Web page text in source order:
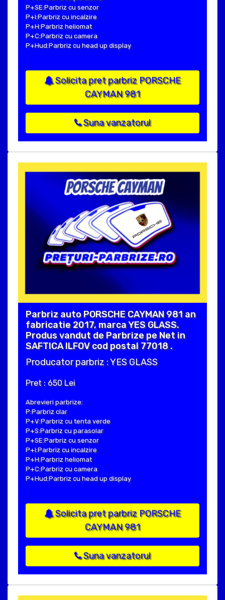
P+SE:Parbriz cu senzor
P+I:Parbriz cu incalzire
P+H:Parbriz heliomat
P+C:Parbriz cu camera
P+Hud:Parbriz cu head up display
Solicita pret parbriz PORSCHE
CAYMAN 981
Suna vanzatorul
Parbriz auto PORSCHE CAYMAN 981 an
fabricatie 2017, marca YES GLASS.
Produs vandut de Parbrize pe Net in
SAFTICA ILFOV cod postal 77018 .
Producator parbriz : YES GLASS
Pret : 650 Lei
Abrevieri parbrize:
P:Parbriz clar
P+V:Parbriz cu tenta verde
P+S:Parbriz cu parasolar
P+SE:Parbriz cu senzor
P+I:Parbriz cu incalzire
P+H:Parbriz heliomat
P+C:Parbriz cu camera
P+Hud:Parbriz cu head up display
Solicita pret parbriz PORSCHE
CAYMAN 981
Suna vanzatorul